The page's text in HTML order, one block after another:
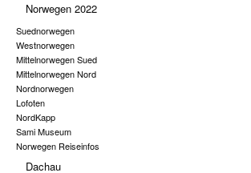
Norwegen 2022
Suednorwegen
Westnorwegen
Mittelnorwegen Sued
Mittelnorwegen Nord
Nordnorwegen
Lofoten
NordKapp
Sami Museum
Norwegen Reiseinfos
Dachau